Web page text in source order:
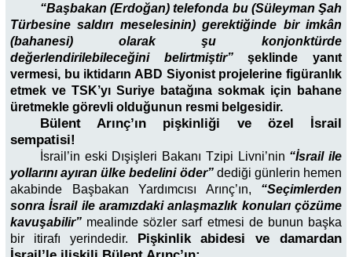
“Başbakan (Erdoğan) telefonda bu (Süleyman Şah
Türbesine saldırı meselesinin) gerektiğinde bir imkân
(bahanesi) olarak şu konjonktürde
değerlendirilebileceğini belirtmiştir”şeklinde yanıt
vermesi, bu iktidarın ABD Siyonist projelerine figüranlık
etmek ve TSK’yı Suriye batağına sokmak için bahane
üretmekle görevli olduğunun resmi belgesidir.
Bülent Arınç’ın pişkinliği ve özel İsrail
sempatisi!
İsrail’in eski Dışişleri Bakanı Tzipi Livni’nin “İsrail ile
yollarını ayıran ülke bedelini öder” dediği günlerin hemen
akabinde Başbakan Yardımcısı Arınç’ın, “Seçimlerden
sonra İsrail ile aramızdaki anlaşmazlık konuları çözüme
kavuşabilir” mealinde sözler sarf etmesi de bunun başka
bir itirafı yerindedir. Pişkinlik abidesi ve damardan